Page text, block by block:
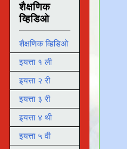
शैक्षणिक
व्हिडिओ
शैक्षणिक व्हिडिओ
इयत्ता १ ली
इयत्ता २ री
इयत्ता ३ री
इयत्ता ४ थी
इयत्ता ५ वी